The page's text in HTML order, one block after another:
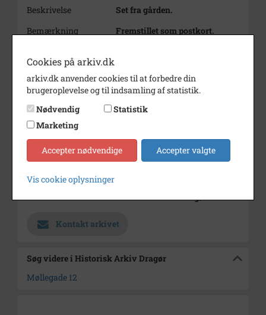
Beskrivelse
Set fra gården.
Bemærkning
Fremstillet som postkort.
Fotograf
Ukendt
Størrelse
12 x 18 cm
Materiale
farve positiv
Type
Sogn (1000-2050)
Enhed
Arkiv
Historisk Arkiv Dragør
Kontakt arkivet
Søg videre i Historisk Arkiv Dragør
Møllegade 12
Cookies på arkiv.dk
arkiv.dk anvender cookies til at forbedre din
brugeroplevelse og til indsamling af statistik.
Nødvendig
Statistik
Marketing
Accepter nødvendige Accepter valgte
Vis cookie oplysninger